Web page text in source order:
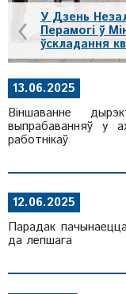
‹
У Дзень
Перамогі ў
ўскладання
13.06.2025
Віншаванне
выпрабаванняў у
работнікаў
12.06.2025
Парадак
да лепшага